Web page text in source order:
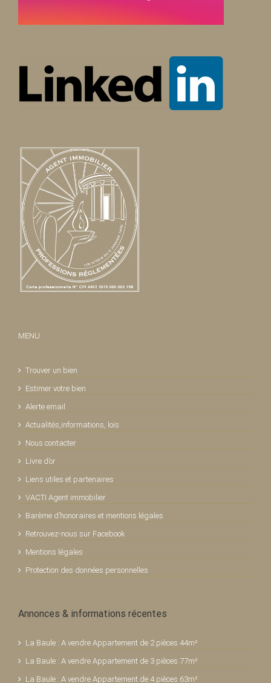
MENU
Trouver un bien
Estimer votre bien
Alerte email
Actualités,informations, lois
Nous contacter
Livre d’or
Liens utiles et partenaires
VACTI Agent immobilier
Barème d’honoraires et mentions légales
Retrouvez-nous sur Facebook
Mentions légales
Protection des données personnelles
Annonces & informations récentes
La Baule : A vendre Appartement de 2 pièces 44m²
La Baule : A vendre Appartement de 3 pièces 77m²
La Baule : A vendre Appartement de 4 pièces 63m²